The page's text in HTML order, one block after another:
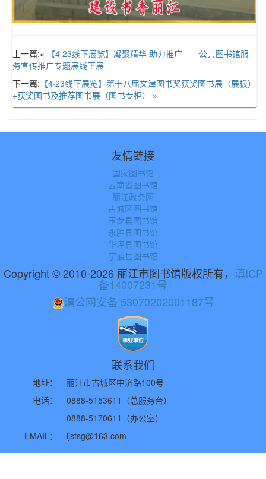
上一篇:«
【4·23线下展览】凝聚精华 助力推广——公共图书馆服
务宣传推广专题展线下展
下一篇: 【4·23线下展览】第十八届文津图书奖获奖图书展（展板）
+获奖图书及推荐图书展（图书专柜）
»
友情链接
国家图书馆
云南省图书馆
丽江政务网
古城区图书馆
玉龙县图书馆
永胜县图书馆
华坪县图书馆
宁蒗县图书馆
Copyright © 2010-2026 丽江市图书馆版权所有， 滇ICP
备14007231号
滇公网安备 53070202001187号
联系我们
地址：
丽江市古城区中济路100号
电话：
0888-5153611（总服务台）
0888-5170611（办公室）
EMAIL：
ljstsg@163.com